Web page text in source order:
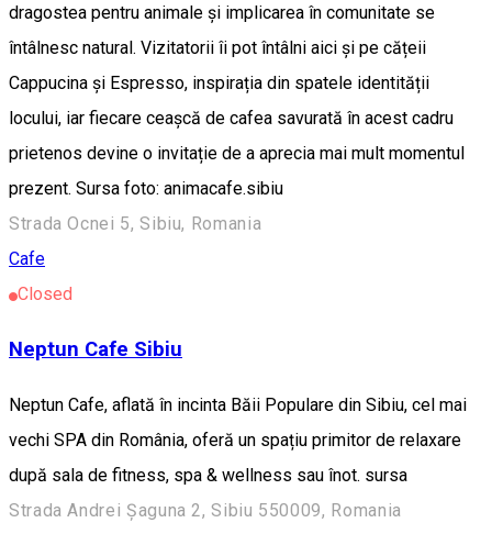
dragostea pentru animale și implicarea în comunitate se
întâlnesc natural. Vizitatorii îi pot întâlni aici și pe cățeii
Cappucina și Espresso, inspirația din spatele identității
locului, iar fiecare ceașcă de cafea savurată în acest cadru
prietenos devine o invitație de a aprecia mai mult momentul
prezent. Sursa foto: animacafe.sibiu
Strada Ocnei 5, Sibiu, Romania
Cafe
Closed
Neptun Cafe Sibiu
Neptun Cafe, aflată în incinta Băii Populare din Sibiu, cel mai
vechi SPA din România, oferă un spațiu primitor de relaxare
după sala de fitness, spa & wellness sau înot. sursa
Strada Andrei Șaguna 2, Sibiu 550009, Romania